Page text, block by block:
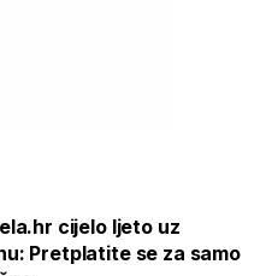
cijelo ljeto uz
Pretplatite se za samo